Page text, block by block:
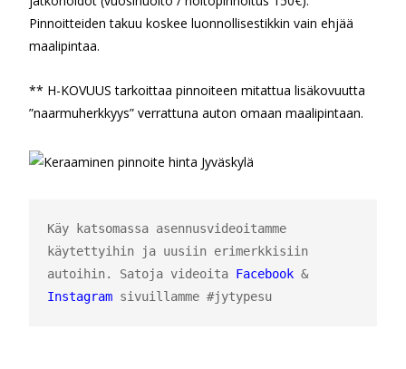
Pinnoitteiden takuu koskee luonnollisestikkin vain ehjää
maalipintaa.
** H-KOVUUS tarkoittaa pinnoiteen mitattua lisäkovuutta
”naarmuherkkyys” verrattuna auton omaan maalipintaan.
Käy katsomassa asennusvideoitamme
käytettyihin ja uusiin erimerkkisiin
autoihin. Satoja videoita Facebook
&
Instagram sivuillamme #jytypesu